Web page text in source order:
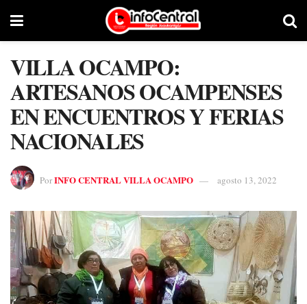
VILLA OCAMPO:
ARTESANOS OCAMPENSES
EN ENCUENTROS Y FERIAS
NACIONALES
PorINFO CENTRAL VILLA OCAMPO agosto 13, 2022